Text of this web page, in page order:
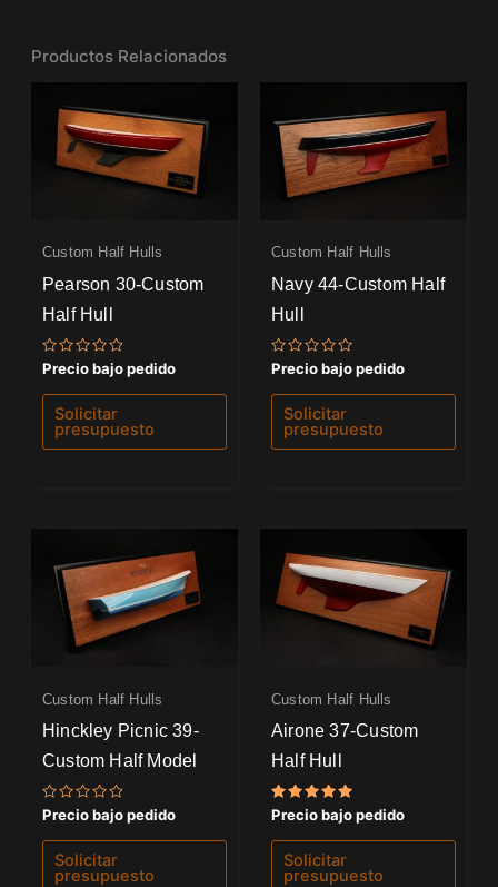
Productos Relacionados
Custom Half Hulls
Pearson 30-Custom
Half Hull
Valorado
con
0
de
Precio bajo pedido
Solicitar
presupuesto
Custom Half Hulls
Navy 44-Custom Half
Hull
Valorado
con
0
de
Precio bajo pedido
Solicitar
presupuesto
Custom Half Hulls
Hinckley Picnic 39-
Custom Half Model
Valorado
con
0
de
Precio bajo pedido
Solicitar
presupuesto
Custom Half Hulls
Airone 37-Custom
Half Hull
Valorado
con
5.00
de 5
Precio bajo pedido
Solicitar
presupuesto